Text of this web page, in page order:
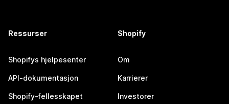
Ressurser
Shopifys hjelpesenter
API-dokumentasjon
Shopify-fellesskapet
Shopify
Om
Karrierer
Investorer